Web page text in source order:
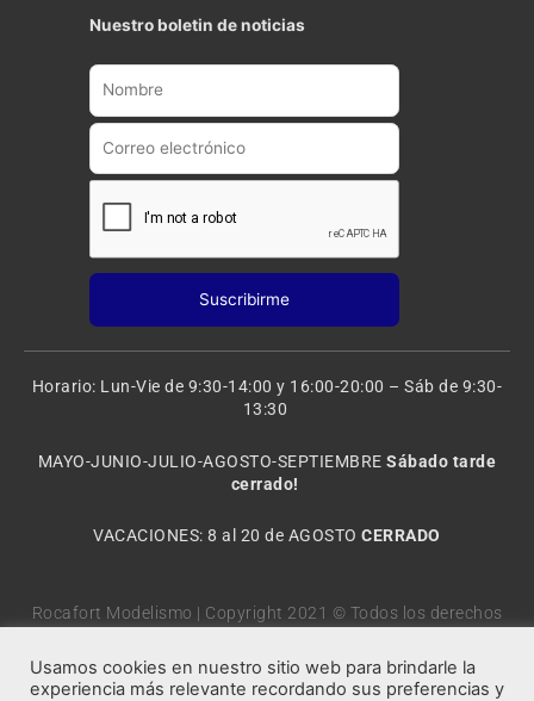
t
u
b
t
a
g
a
Nuestro boletin de noticias
Horario: Lun-Vie de 9:30-14:00 y 16:00-20:00 – Sáb de 9:30-
13:30
MAYO-JUNIO-JULIO-AGOSTO-SEPTIEMBRESábado tarde
cerrado!
VACACIONES: 8 al 20 de AGOSTOCERRADO
Rocafort Modelismo | Copyright 2021 © Todos los derechos
Marketing Digital Seoxan
Usamos cookies en nuestro sitio web para brindarle la
experiencia más relevante recordando sus preferencias y